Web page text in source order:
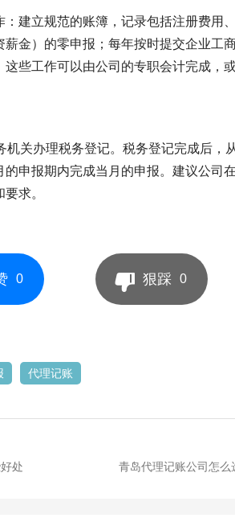
建立规范的账簿，记录包括注册费用
金）的零申报；每年按时提交企业工
些工作可以由公司的专职会计完成，
关办理税务登记。税务登记完成后，
申报期内完成当月的申报。建议公司
求。
0 狠踩 0
代理记账
处 青岛代理记账公司怎么